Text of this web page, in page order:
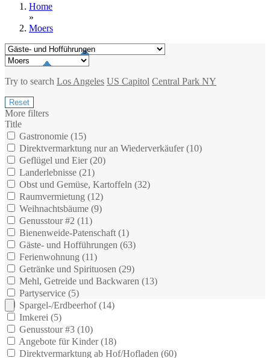
Home
»
Moers
Try to search Los Angeles US Capitol Central Park NY
More filters
Title
Gastronomie (15)
Direktvermarktung nur an Wiederverkäufer (10)
Geflügel und Eier (20)
Landerlebnisse (21)
Obst und Gemüse, Kartoffeln (32)
Raumvermietung (12)
Weihnachtsbäume (9)
Genusstour #2 (11)
Bienenweide-Patenschaft (1)
Gäste- und Hofführungen (63)
Ferienwohnung (11)
Getränke und Spirituosen (29)
Mehl, Getreide und Backwaren (13)
Partyservice (5)
Spargel-/Erdbeerhof (14)
Imkerei (5)
Genusstour #3 (10)
Angebote für Kinder (18)
Direktvermarktung ab Hof/Hofladen (60)